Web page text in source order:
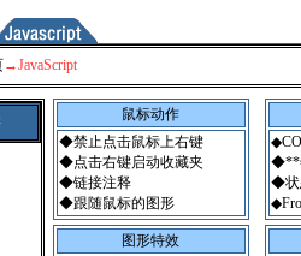
→JavaScript
鼠标动作
◆禁止点击鼠标上右键
◆点击右键启动收藏夹
◆链接注释
◆跟随鼠标的图形
◆**
◆状
图形特效